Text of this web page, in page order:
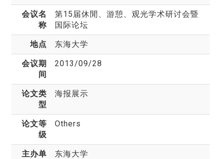
会议名
称
第15届休閒、游憩、观光学术研讨会暨
国际论坛
地点 东海大学
会议期
间
2013/09/28
论文类
型
海报展示
论文等
级
Others
主办单
东海大学